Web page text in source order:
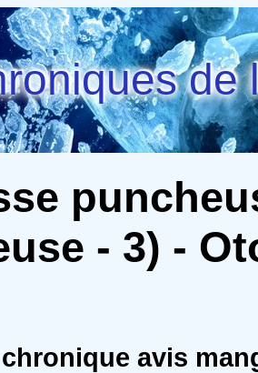
de
- 3) -
avis